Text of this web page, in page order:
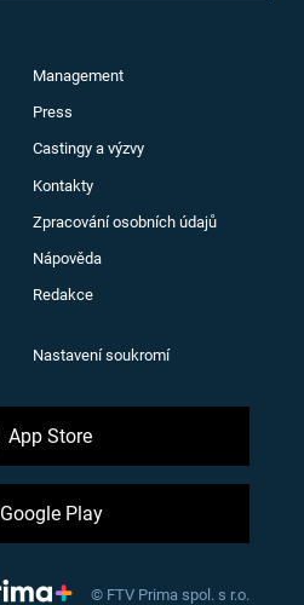
Management
Press
Castingy a výzvy
Kontakty
Zpracování osobních údajů
Nápověda
Redakce
Nastavení soukromí
App Store
Google Play
© FTV Prima spol. s r.o.